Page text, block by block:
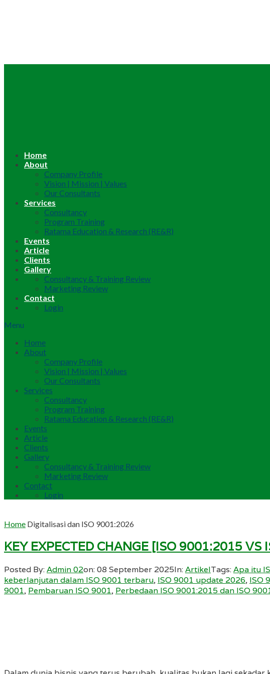
Home
About
Company Profile
Vision | Mission | Values
Our Consultants
Services
Consultancy
Program Training
Ratama Education & Research (RE&R)
Events
Article
Clients
Gallery
Consultancy & Training Review
Marketing Review
Contact
Login
Menu
Home
About
Company Profile
Vision | Mission | Values
Our Consultants
Services
Consultancy
Program Training
Ratama Education & Research (RE&R)
Events
Article
Clients
Gallery
Consultancy & Training Review
Marketing Review
Contact
Login
Home Digitalisasi dan ISO 9001:2026
KEY EXPECTED CHANGE [ISO 9001:2015
Posted By:Admin 02on:08 September 2025In:ArtikelTags:Apa itu
keberlanjutan dalam ISO 9001 terbaru, ISO 9001 update 2026, ISO
9001, Pembaruan ISO 9001, Perbedaan ISO 9001:2015 dan ISO